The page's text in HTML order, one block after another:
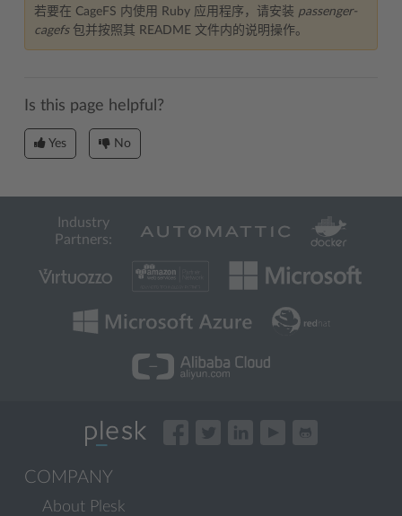
若要在 CageFS 内使用 Ruby 应用程序，请安装 passenger-
cagefs包并按照其 README 文件内的说明操作。
Is this page helpful?
Yes No
Industry
Partners:
COMPANY
About Plesk